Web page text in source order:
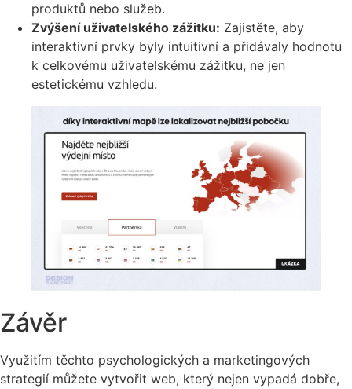
produktů nebo služeb.
Zvýšení uživatelského zážitku: Zajistěte, aby
interaktivní prvky byly intuitivní a přidávaly hodnotu
k celkovému uživatelskému zážitku, ne jen
estetickému vzhledu.
Závěr
Využitím těchto psychologických a marketingových
strategií můžete vytvořit web, který nejen vypadá dobře,